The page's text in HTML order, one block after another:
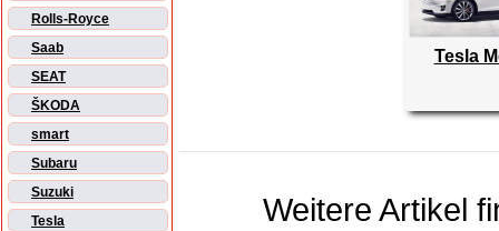
Rolls-Royce
Saab
SEAT
ŠKODA
smart
Subaru
Suzuki
Tesla
Tesla
Weitere Artikel